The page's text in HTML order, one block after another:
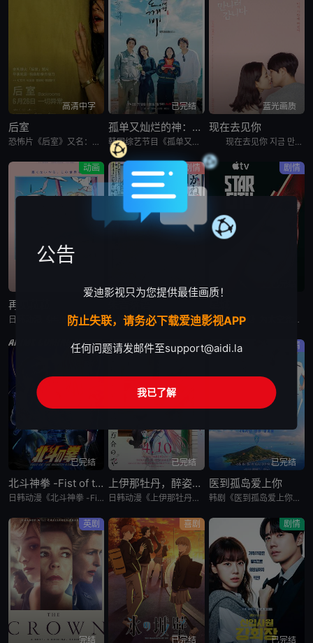
高清中字
后室
恐怖片《后室》又名：后室(电影版),边缘空间：电影,嚇房(港),嚇房(戏院独家加长版),Backrooms: Everything Must Go Edition w,Bonus Footage,Ba
已完结
孤单又灿烂的神：鬼怪十周年特辑
韩国综艺节目《孤单又灿烂的神：鬼怪十周年特辑》又名：鬼怪十周年特别篇,鬼怪十周年之旅(台),도깨비 10주년，讲述了：为纪念开播十周年，剧中主演睽违多年再度聚首，展开特別旅行，重访经典场景、回顾难忘台
蓝光画质
现在去见你
现在去见你 지금 만나러 갑니다，英文名为Be with You，是2018年上映的韩国剧情电影。本片根据市川拓司小说《相约在雨季》改编，苏志燮和孙艺珍主演，讲述男子(苏志燮饰)的妻子秀雅(孙艺珍
动画
再见菈菈
日韩动漫《再见菈菈》又名：Sayonara Lara,再见,劳拉,さよならララ，讲述了：昔々あるところに、ララという人魚のプリンセスがおりました。海の王である父と、姉たちに愛されて、すくすくと育ちまし
剧情
日韩动漫《朱音落语》又名：落语朱音,Akane-banashi,あかね噺，讲述了：朱音从小就非常崇拜身为落语家的父亲，经常在门后偷看父亲练习的模样。然而，父亲参加「真打」晋升测验却遭到无情地逐出师门之
剧情
美剧《星城》为太空竞赛题材剧《为全人类》的衍生剧，是同一设定下的全新篇章。《星城》将我们带回太空竞赛另类历史重述的关键时刻——苏联成为首个实现载人登月的国家。但这次，我们将从铁幕后方探索这个故事，展现
动作
已完结
北斗神拳 -Fist of the North Star-
日韩动漫《北斗神拳 -Fist of the North Star-》又名：北⽃之拳 -Fist of the North Star-,北斗の拳 -FIST OF THE NORTH STAR-，讲述
剧情
已完结
上伊那牡丹，醉姿如百合
日韩动漫《上伊那牡丹，醉姿如百合》又名：Kamiina Botan,Yoeru Sugata wa Yuri no Hana,the Drunken Appearance Is a Lily Flow
剧情
已完结
医到孤岛爱上你
韩剧《医到孤岛爱上你》讲述了，立志成为顶尖整形外科医生都志义（李宰旭 饰），同身世神秘的助理护士陆遐俐（辛叡恩 饰），在命运安排下被分配到与世隔绝、恶名昭彰的“平同岛”上工作。两个同样受伤的灵魂，在艰
英剧
完结
喜剧
已完结
剧情
已完结
公告
爱迪影视只为您提供最佳画质！
防止失联，请务必下载爱迪影视APP
任何问题请发邮件至support@aidi.la
我已了解